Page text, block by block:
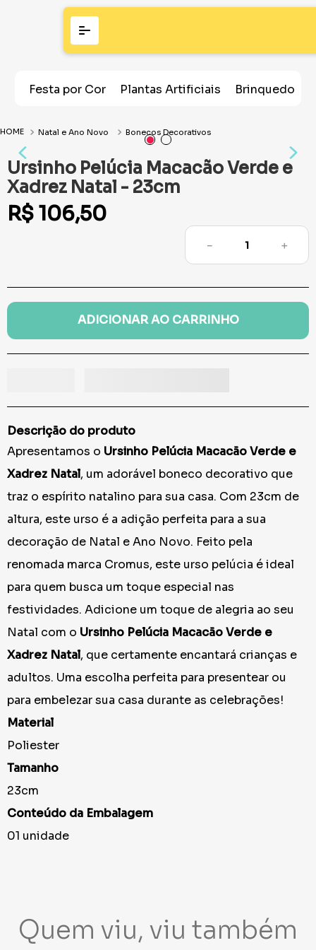
Festa por Cor Plantas Artificiais Brinquedos
Natal e Ano Novo Bonecos Decorativos
Ursinho Pelúcia Macacão Verde e
Xadrez Natal - 23cm
R$ 106,50
＋
－
ADICIONAR AO CARRINHO
Descrição do produto
Apresentamos o Ursinho Pelúcia Macacão Verde e
Xadrez Natal, um adorável boneco decorativo que
traz o espírito natalino para sua casa. Com 23cm de
altura, este urso é a adição perfeita para a sua
decoração de Natal e Ano Novo. Feito pela
renomada marca Cromus, este urso pelúcia é ideal
para quem busca um toque especial nas
festividades. Adicione um toque de alegria ao seu
Natal com o Ursinho Pelúcia Macacão Verde e
Xadrez Natal, que certamente encantará crianças e
adultos. Uma escolha perfeita para presentear ou
para embelezar sua casa durante as celebrações!
Material
Poliester
Tamanho
23cm
Conteúdo da Embalagem
01 unidade
Quem viu, viu também